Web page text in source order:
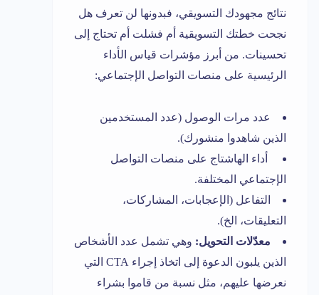
نتائج مجهودك التسويقي، فبدونها لن تعرف هل
نجحت خطتك التسويقية أم فشلت أم تحتاج إلى
تحسينات. من أبرز مؤشرات قياس الأداء
الرئيسية على منصات التواصل الإجتماعي:
عدد مرات الوصول (عدد المستخدمين
الذين شاهدوا منشورك).
أداء الهاشتاج على منصات التواصل
الإجتماعي المختلفة.
التفاعل (الإعجابات، المشاركات،
التعليقات، الخ).
معدّلات التحويل: وهي تشمل عدد الأشخاص
الذين يلبون الدعوة إلى اتخاذ إجراء CTA التي
نعرضها عليهم، مثل نسبة من قاموا بشراء